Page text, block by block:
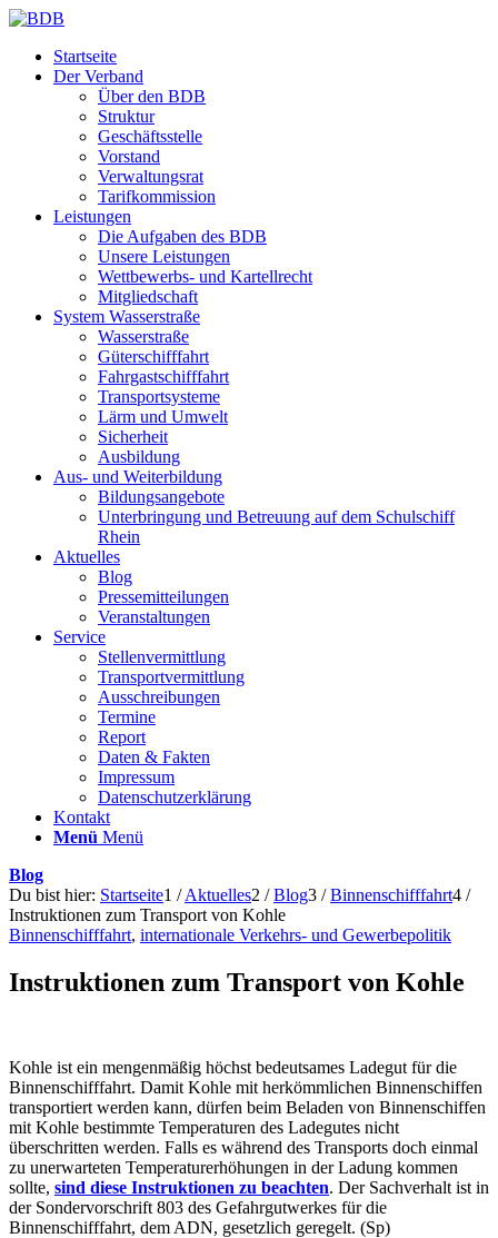
Startseite
Der Verband
Über den BDB
Struktur
Geschäftsstelle
Vorstand
Verwaltungsrat
Tarifkommission
Leistungen
Die Aufgaben des BDB
Unsere Leistungen
Wettbewerbs- und Kartellrecht
Mitgliedschaft
System Wasserstraße
Wasserstraße
Güterschifffahrt
Fahrgastschifffahrt
Transportsysteme
Lärm und Umwelt
Sicherheit
Ausbildung
Aus- und Weiterbildung
Bildungsangebote
Unterbringung und Betreuung auf dem Schulschiff
Rhein
Aktuelles
Blog
Pressemitteilungen
Veranstaltungen
Service
Stellenvermittlung
Transportvermittlung
Ausschreibungen
Termine
Report
Daten & Fakten
Impressum
Datenschutzerklärung
Kontakt
Menü Menü
Blog
Du bist hier: Startseite1 / Aktuelles2 / Blog3 / Binnenschifffahrt4 /
Instruktionen zum Transport von Kohle
Binnenschifffahrt, internationale Verkehrs- und Gewerbepolitik
Instruktionen zum Transport von Kohle
Kohle ist ein mengenmäßig höchst bedeutsames Ladegut für die
Binnenschifffahrt. Damit Kohle mit herkömmlichen Binnenschiffen
transportiert werden kann, dürfen beim Beladen von Binnenschiffen
mit Kohle bestimmte Temperaturen des Ladegutes nicht
überschritten werden. Falls es während des Transports doch einmal
zu unerwarteten Temperaturerhöhungen in der Ladung kommen
sollte, sind diese Instruktionen zu beachten. Der Sachverhalt ist in
der Sondervorschrift 803 des Gefahrgutwerkes für die
Binnenschifffahrt, dem ADN, gesetzlich geregelt. (Sp)